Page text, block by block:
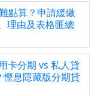
點算？申請緩繳
理由及表格匯總
卡分期 vs 私人貸
息隱藏版分期貸